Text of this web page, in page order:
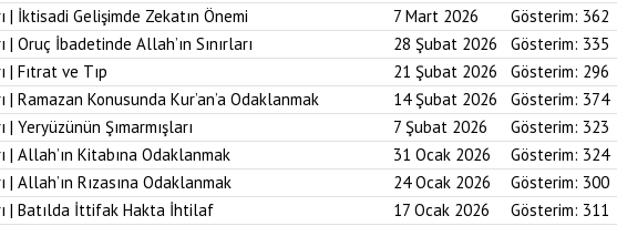
| İktisadi Gelişimde Zekatın Önemi 7 Mart 2026 Gösterim: 362
| Oruç İbadetinde Allah’ın Sınırları 28 Şubat 2026 Gösterim: 335
| Fıtrat ve Tıp 21 Şubat 2026 Gösterim: 296
| Ramazan Konusunda Kur’an’a Odaklanmak 14 Şubat 2026 Gösterim: 374
| Yeryüzünün Şımarmışları 7 Şubat 2026 Gösterim: 323
| Allah’ın Kitabına Odaklanmak 31 Ocak 2026 Gösterim: 324
| Allah’ın Rızasına Odaklanmak 24 Ocak 2026 Gösterim: 300
| Batılda İttifak Hakta İhtilaf 17 Ocak 2026 Gösterim: 311